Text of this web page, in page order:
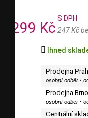
299 Kč
S DPH
247 Kč
 Ihned
Prodejna
osobní odběr •
Prodejna
osobní odběr •
Centrální